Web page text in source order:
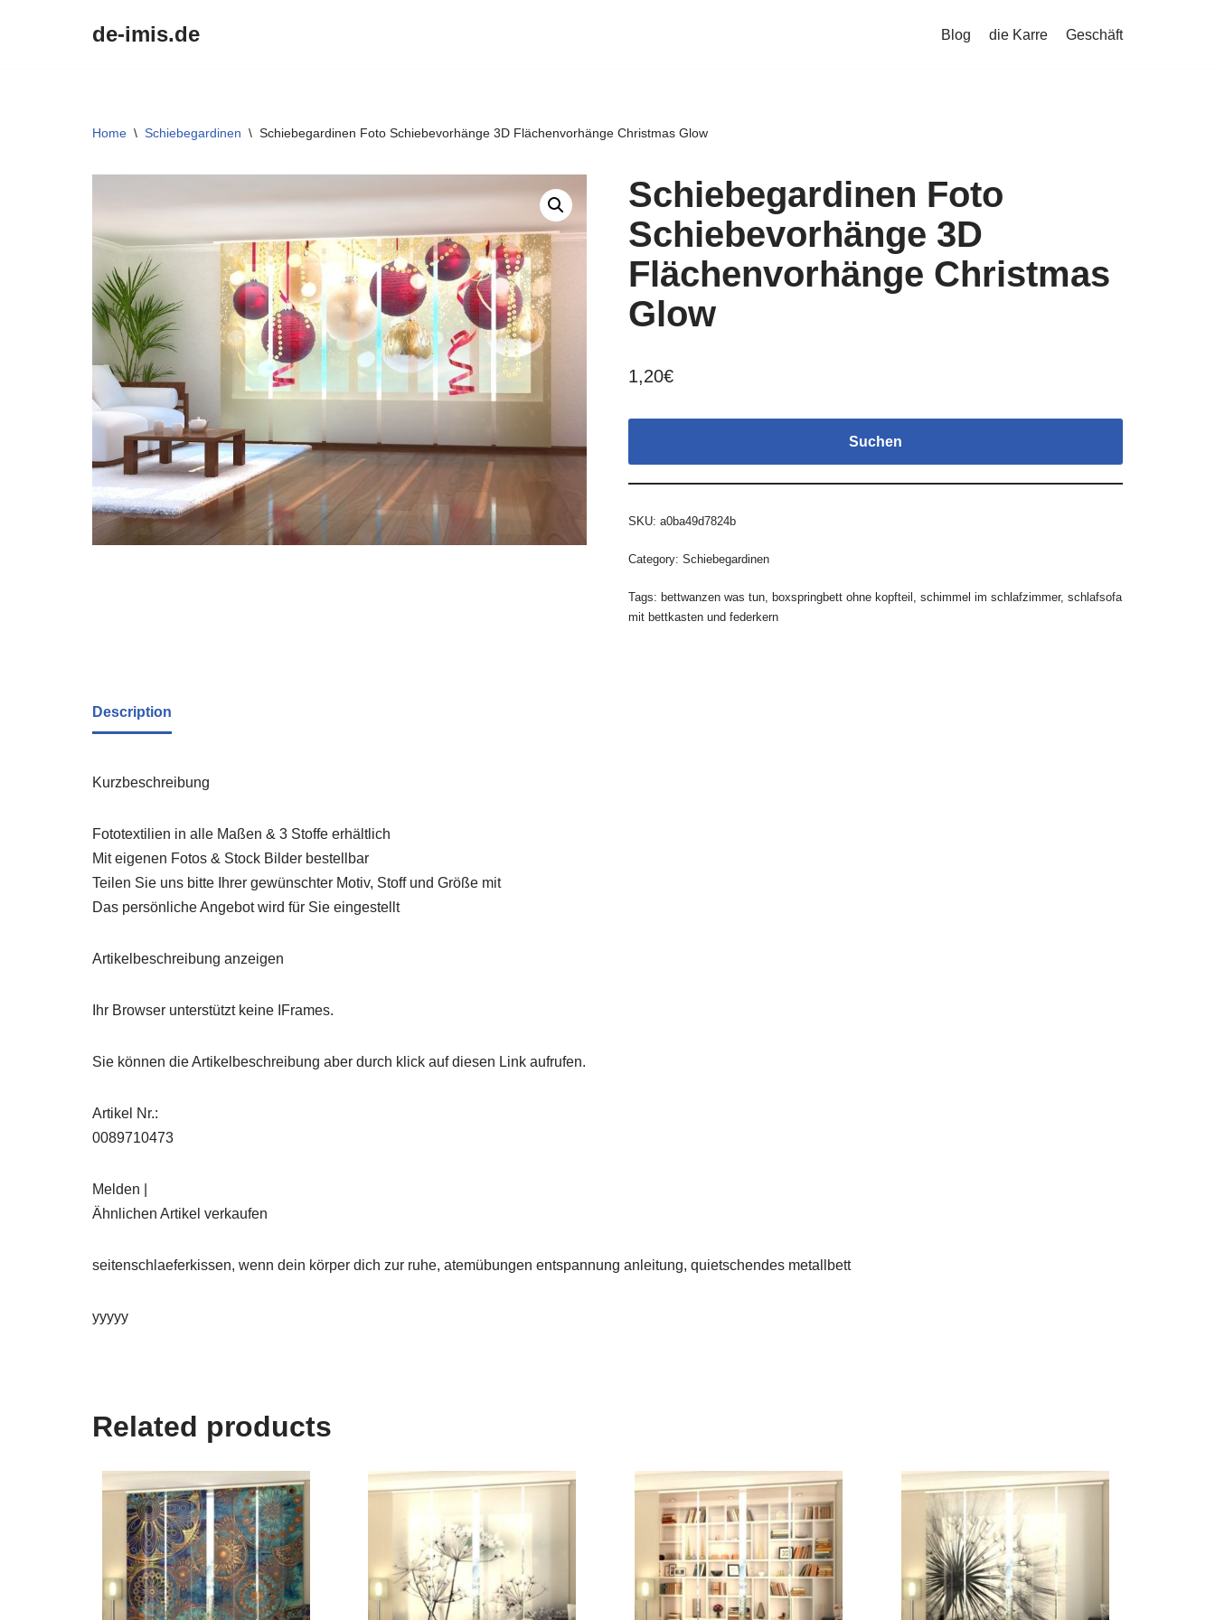
de-imis.de Blog die Karre Geschäft
Home \ Schiebegardinen \ Schiebegardinen Foto Schiebevorhänge 3D Flächenvorhänge Christmas Glow
Schiebegardinen Foto
Schiebevorhänge 3D
Flächenvorhänge Christmas
Glow
1,20€
Suchen
SKU: a0ba49d7824b
Category: Schiebegardinen
Tags: bettwanzen was tun, boxspringbett ohne kopfteil , schimmel im schlafzimmer, schlafsofa
mit bettkasten und federkern
Description
Kurzbeschreibung
Fototextilien in alle Maßen & 3 Stoffe erhältlich
Mit eigenen Fotos & Stock Bilder bestellbar
Teilen Sie uns bitte Ihrer gewünschter Motiv, Stoff und Größe mit
Das persönliche Angebot wird für Sie eingestellt
Artikelbeschreibung anzeigen
Ihr Browser unterstützt keine IFrames.
Sie können die Artikelbeschreibung aber durch klick auf diesen Link aufrufen.
Artikel Nr.:
0089710473
Melden |
Ähnlichen Artikel verkaufen
seitenschlaeferkissen, wenn dein körper dich zur ruhe, atemübungen entspannung anleitung, quietschendes metallbett
yyyyy
Related products